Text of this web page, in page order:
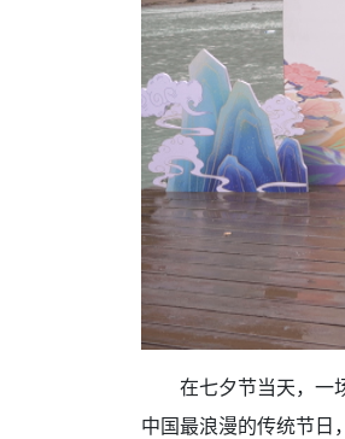
在七夕节当天，一
中国最浪漫的传统节日